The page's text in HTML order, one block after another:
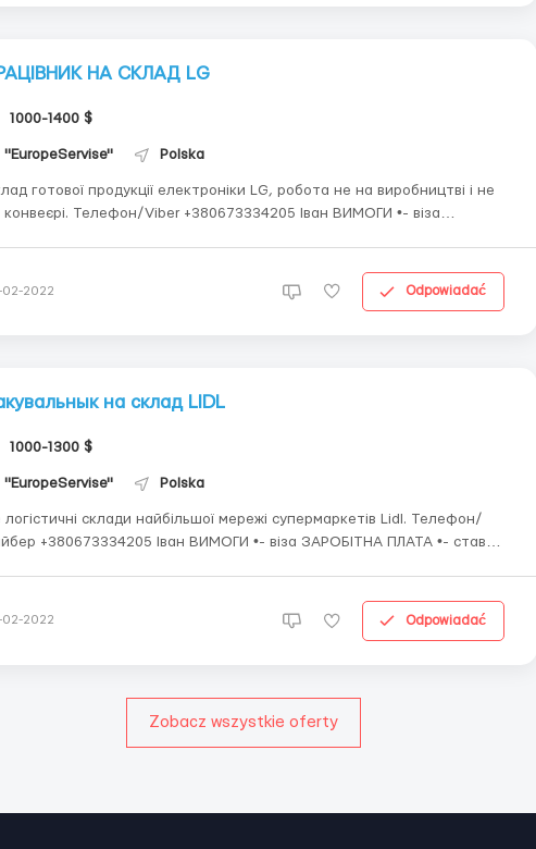
НА СКЛАД LG
1000-1400 $
''EuropeServise" Polska
готової продукції електроніки LG, робота не на виробництві і не
Viber +380673334205 Іван ВИМОГИ •- віза
02-2022 Odpowiadać
на склад LIDL
1000-1300 $
''EuropeServise" Polska
склади найбільшої мережі супермаркетів Lidl. Телефон/
+380673334205 Іван ВИМОГИ •- віза ЗАРОБІТНА ПЛАТА •- ставка
02-2022 Odpowiadać
Zobacz wszystkie oferty